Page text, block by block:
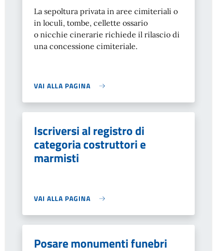
La sepoltura privata in aree cimiteriali o
in loculi, tombe, cellette ossario
o nicchie cinerarie richiede il rilascio di
una concessione cimiteriale.
VAI ALLA PAGINA
Iscriversi al registro di
categoria costruttori e
marmisti
VAI ALLA PAGINA
Posare monumenti funebri